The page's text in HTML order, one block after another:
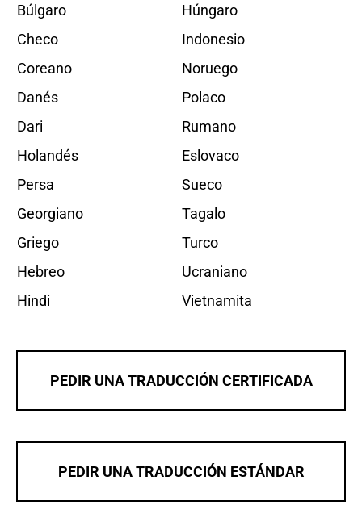
Búlgaro
Checo
Coreano
Danés
Dari
Holandés
Persa
Georgiano
Griego
Hebreo
Hindi
Húngaro
Indonesio
Noruego
Polaco
Rumano
Eslovaco
Sueco
Tagalo
Turco
Ucraniano
Vietnamita
PEDIR UNA TRADUCCIÓN CERTIFICADA
PEDIR UNA TRADUCCIÓN ESTÁNDAR